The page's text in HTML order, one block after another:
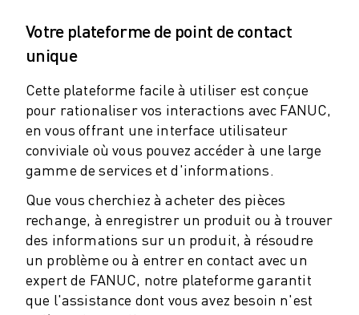
MACHINES D'ÉLECTROÉROSION PAR FIL
ROBOCUT MACHINES D'ÉLECTROÉROSION À FIL
ROBOCUT MATÉRIEL
LOGICIEL ROBOCUT
ROBOCUT MAINTENANCE PRÉVENTIVE
DURABILITÉ DU ROBOCUT
SOLUTIONS IIOT
DES SOLUTIONS D'USINE INTELLIGENTE POUR AMÉLIORER
ENREGISTREMENT DU PRODUIT "
TÉMOIGNAGES
SOLUTIONS
INDUSTRIES
Votre plateforme de point de contact
unique
Cette plateforme facile à utiliser est conçue
pour rationaliser vos interactions avec FANUC,
en vous offrant une interface utilisateur
conviviale où vous pouvez accéder à une large
gamme de services et d'informations.
Que vous cherchiez à acheter des pièces
rechange, à enregistrer un produit ou à trouver
des informations sur un produit, à résoudre
un problème ou à entrer en contact avec un
expert de FANUC, notre plateforme garantit
que l'assistance dont vous avez besoin n'est